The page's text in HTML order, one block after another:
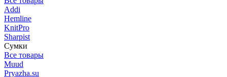
Addi
Hemline
KnitPro
Sharpist
Сумки
Все товары
Muud
Pryazha.su